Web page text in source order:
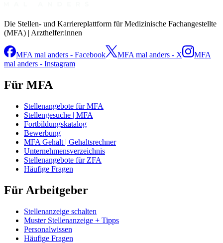
Die Stellen- und Karriereplattform für Medizinische Fachangestellte
(MFA) | Arzthelfer:innen
MFA mal anders - Facebook MFA mal anders - X
MFA
mal anders - Instagram
Für MFA
Stellenangebote für MFA
Stellengesuche | MFA
Fortbildungskatalog
Bewerbung
MFA Gehalt | Gehaltsrechner
Unternehmensverzeichnis
Stellenangebote für ZFA
Häufige Fragen
Für Arbeitgeber
Stellenanzeige schalten
Muster Stellenanzeige + Tipps
Personalwissen
Häufige Fragen